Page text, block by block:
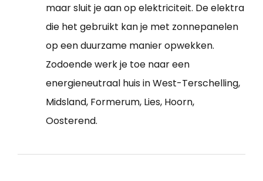
maar sluit je aan op elektriciteit. De elektra
die het gebruikt kan je met zonnepanelen
op een duurzame manier opwekken.
Zodoende werk je toe naar een
energieneutraal huis in West-Terschelling,
Midsland, Formerum, Lies, Hoorn,
Oosterend.